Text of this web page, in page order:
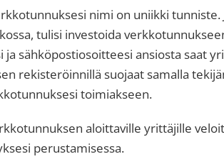
nimi on uniikki
tulisi investoida
ja sähköpostiosoitteesi ansiosta saat
rekisteröinnillä suojaat samalla
toimiakseen.
aloittaville yrittäjille
perustamisessa.